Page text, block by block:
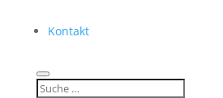
Kontakt